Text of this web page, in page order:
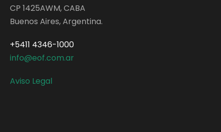
CP 1425AWM, CABA
Buenos Aires, Argentina.
+5411 4346-1000
info@eof.com.ar
Aviso Legal